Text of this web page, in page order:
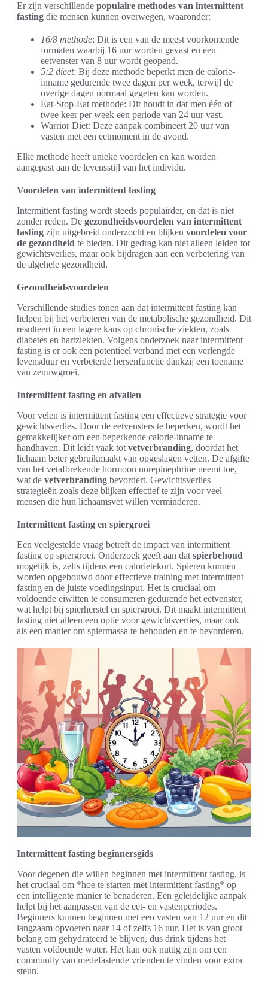
Er zijn verschillende populaire methodes van intermittent
fasting die mensen kunnen overwegen, waaronder:
16/8 methode: Dit is een van de meest voorkomende
formaten waarbij 16 uur worden gevast en een
eetvenster van 8 uur wordt geopend.
5:2 dieet: Bij deze methode beperkt men de calorie-
inname gedurende twee dagen per week, terwijl de
overige dagen normaal gegeten kan worden.
Eat-Stop-Eat methode: Dit houdt in dat men één of
twee keer per week een periode van 24 uur vast.
Warrior Diet: Deze aanpak combineert 20 uur van
vasten met een eetmoment in de avond.
Elke methode heeft unieke voordelen en kan worden
aangepast aan de levensstijl van het individu.
Voordelen van intermittent fasting
Intermittent fasting wordt steeds populairder, en dat is niet
zonder reden. De gezondheidsvoordelen van intermittent
fasting zijn uitgebreid onderzocht en blijken voordelen voor
de gezondheid te bieden. Dit gedrag kan niet alleen leiden tot
gewichtsverlies, maar ook bijdragen aan een verbetering van
de algehele gezondheid.
Gezondheidsvoordelen
Verschillende studies tonen aan dat intermittent fasting kan
helpen bij het verbeteren van de metabolische gezondheid. Dit
resulteert in een lagere kans op chronische ziekten, zoals
diabetes en hartziekten. Volgens onderzoek naar intermittent
fasting is er ook een potentieel verband met een verlengde
levensduur en verbeterde hersenfunctie dankzij een toename
van zenuwgroei.
Intermittent fasting en afvallen
Voor velen is intermittent fasting een effectieve strategie voor
gewichtsverlies. Door de eetvensters te beperken, wordt het
gemakkelijker om een beperkende calorie-inname te
handhaven. Dit leidt vaak tot vetverbranding, doordat het
lichaam beter gebruikmaakt van opgeslagen vetten. De afgifte
van het vetafbrekende hormoon norepinephrine neemt toe,
wat de vetverbranding bevordert. Gewichtsverlies
strategieën zoals deze blijken effectief te zijn voor veel
mensen die hun lichaamsvet willen verminderen.
Intermittent fasting en spiergroei
Een veelgestelde vraag betreft de impact van intermittent
fasting op spiergroei. Onderzoek geeft aan dat spierbehoud
mogelijk is, zelfs tijdens een calorietekort. Spieren kunnen
worden opgebouwd door effectieve training met intermittent
fasting en de juiste voedingsinput. Het is cruciaal om
voldoende eiwitten te consumeren gedurende het eetvenster,
wat helpt bij spierherstel en spiergroei. Dit maakt intermittent
fasting niet alleen een optie voor gewichtsverlies, maar ook
als een manier om spiermassa te behouden en te bevorderen.
Intermittent fasting beginnersgids
Voor degenen die willen beginnen met intermittent fasting, is
het cruciaal om *hoe te starten met intermittent fasting* op
een intelligente manier te benaderen. Een geleidelijke aanpak
helpt bij het aanpassen van de eet- en vastenperiodes.
Beginners kunnen beginnen met een vasten van 12 uur en dit
langzaam opvoeren naar 14 of zelfs 16 uur. Het is van groot
belang om gehydrateerd te blijven, dus drink tijdens het
vasten voldoende water. Het kan ook nuttig zijn om een
community van medefastende vrienden te vinden voor extra
steun.